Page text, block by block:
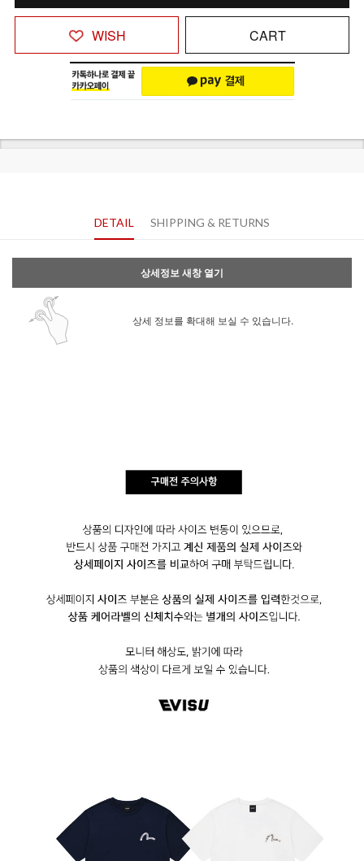
WISH CART
DETAIL SHIPPING & RETURNS
상세정보 새창 열기
상세 정보를 확대해 보실 수 있습니다.